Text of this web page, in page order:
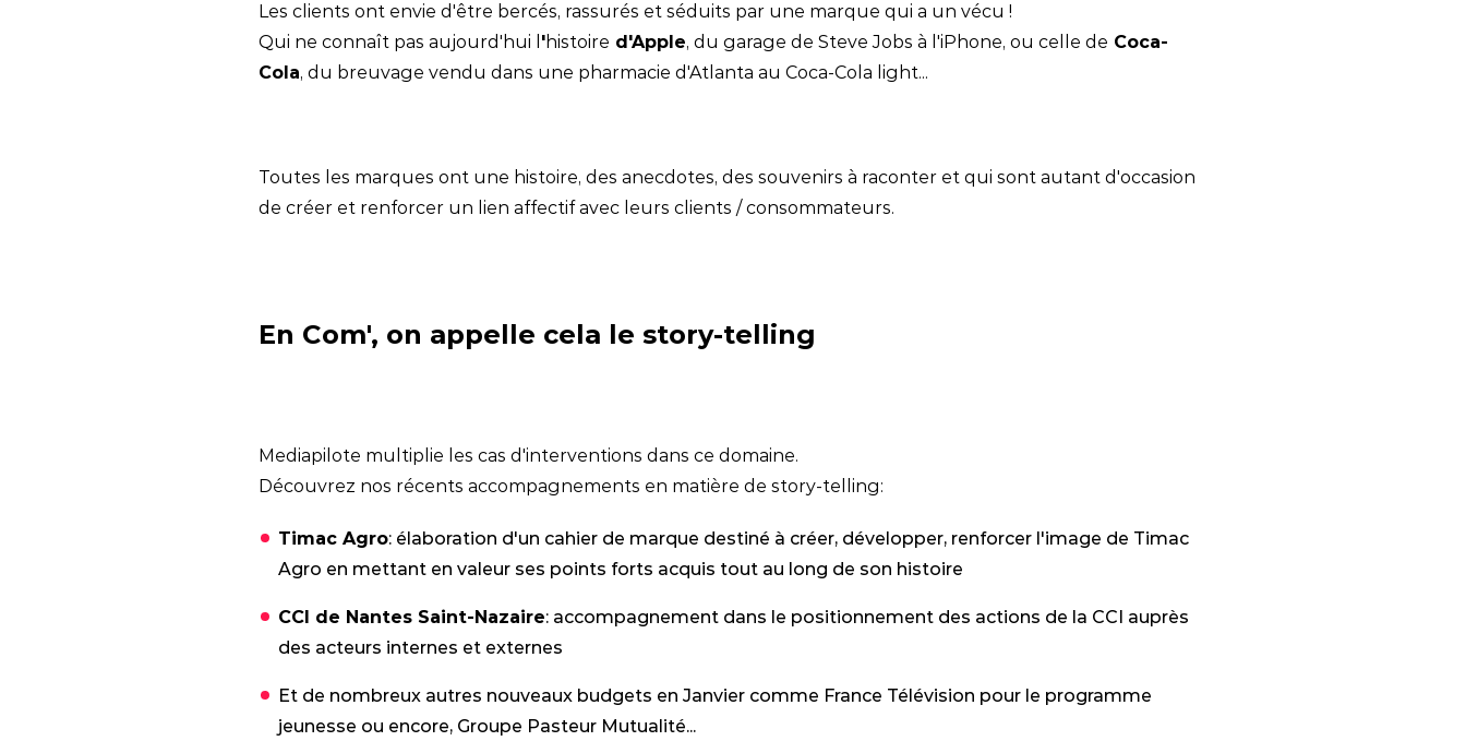
Les clients ont envie d'être bercés, rassurés et séduits par une marque qui a un vécu !
Qui ne connaît pas aujourd'hui l 'histoire d'Apple, du garage de Steve Jobs à l'iPhone, ou celle de Coca-
Cola, du breuvage vendu dans une pharmacie d'Atlanta au Coca-Cola light...
Toutes les marques ont une histoire, des anecdotes, des souvenirs à raconter et qui sont autant d'occasion
de créer et renforcer un lien affectif avec leurs clients / consommateurs.
En Com', on appelle cela le story-telling
Mediapilote multiplie les cas d'interventions dans ce domaine.
Découvrez nos récents accompagnements en matière de story-telling:
Timac Agro: élaboration d'un cahier de marque destiné à créer, développer, renforcer l'image de Timac
Agro en mettant en valeur ses points forts acquis tout au long de son histoire
CCI de Nantes Saint-Nazaire: accompagnement dans le positionnement des actions de la CCI auprès
des acteurs internes et externes
Et de nombreux autres nouveaux budgets en Janvier comme France Télévision pour le programme
jeunesse ou encore, Groupe Pasteur Mutualité...